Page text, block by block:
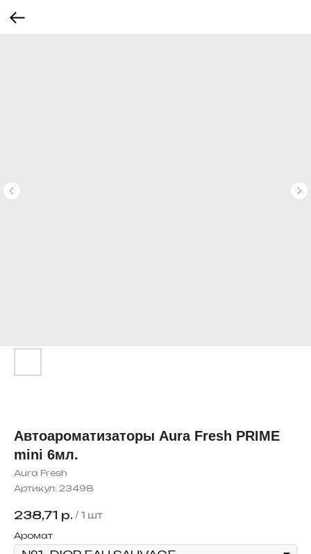
Автоароматизаторы Aura Fresh PRIME
mini 6мл.
Aura Fresh
Артикул: 23498
238,71 р. / 1 шт
Аромат